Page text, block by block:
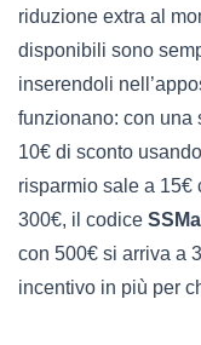
riduzione extra al
disponibili sono
inserendoli
funzionano: con una
10€ di sconto usando
risparmio sale a 15€
300€, il codice
con 500€ si arriva a
incentivo in più per